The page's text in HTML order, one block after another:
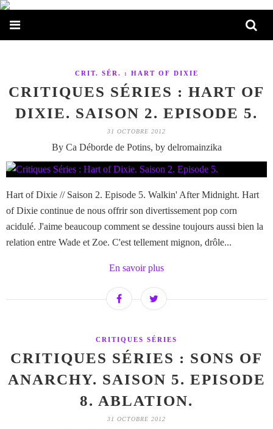
CRIT. SÉR. : HART OF DIXIE
CRITIQUES SÉRIES : HART OF
DIXIE. SAISON 2. EPISODE 5.
31 OCTOBRE 2012
By Ca Déborde de Potins, by delromainzika
Hart of Dixie // Saison 2. Episode 5. Walkin' After Midnight. Hart
of Dixie continue de nous offrir son divertissement pop corn
acidulé. J'aime beaucoup comment se dessine toujours aussi bien la
relation entre Wade et Zoe. C'est tellement mignon, drôle...
En savoir plus
CRITIQUES SÉRIES
CRITIQUES SÉRIES : SONS OF
ANARCHY. SAISON 5. EPISODE
8. ABLATION.
31 OCTOBRE 2012